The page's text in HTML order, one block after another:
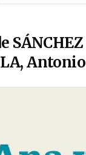
SÁNCHEZ
Antonio